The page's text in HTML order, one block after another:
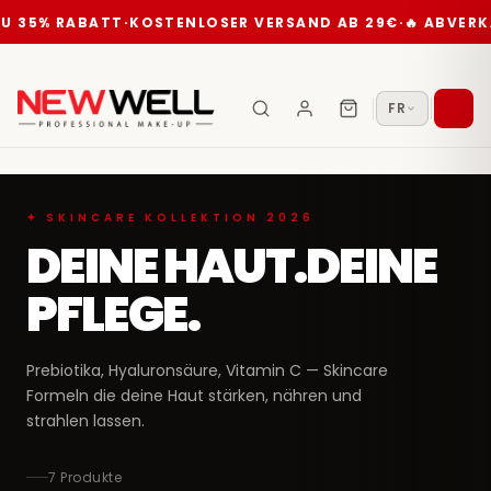
35% RABATT·KOSTENLOSER VERSAND AB 29€·🔥
FR
✦ SKINCARE KOLLEKTION 2026
DEINE HAUT.DEINE
PFLEGE.
Prebiotika, Hyaluronsäure, Vitamin C — Skincare
Formeln die deine Haut stärken, nähren und
strahlen lassen.
7 Produkte